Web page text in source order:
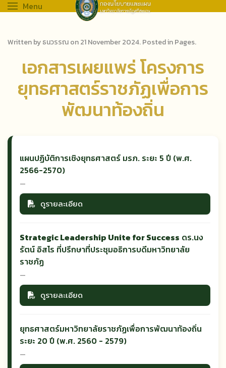
Menu
Written by ธนวรรณ on21 November 2024. Posted inPages.
เอกสารเผยแพร่ โครงการ
ยุทธศาสตร์ราชภัฏเพื่อการ
พัฒนาท้องถิ่น
แผนปฏิบัติการเชิงยุทธศาสตร์ มรภ. ระยะ 5 ปี (พ.ศ.
2566-2570)
—
ดูรายละเอียด
Strategic Leadership Unite for Success ดร.นง
รัตน์ อิสโร ที่ปรึกษาที่ประชุมอธิการบดีมหาวิทยาลัย
ราชภัฏ
—
ดูรายละเอียด
ยุทธศาสตร์มหาวิทยาลัยราชภัฏเพื่อการพัฒนาท้องถิ่น
ระยะ 20 ปี (พ.ศ. 2560 - 2579)
—